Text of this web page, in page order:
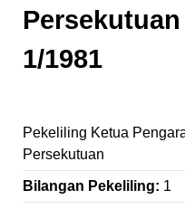
1/1981
Pekeliling Ketua
Persekutuan
Bilangan Pekeliling: 1